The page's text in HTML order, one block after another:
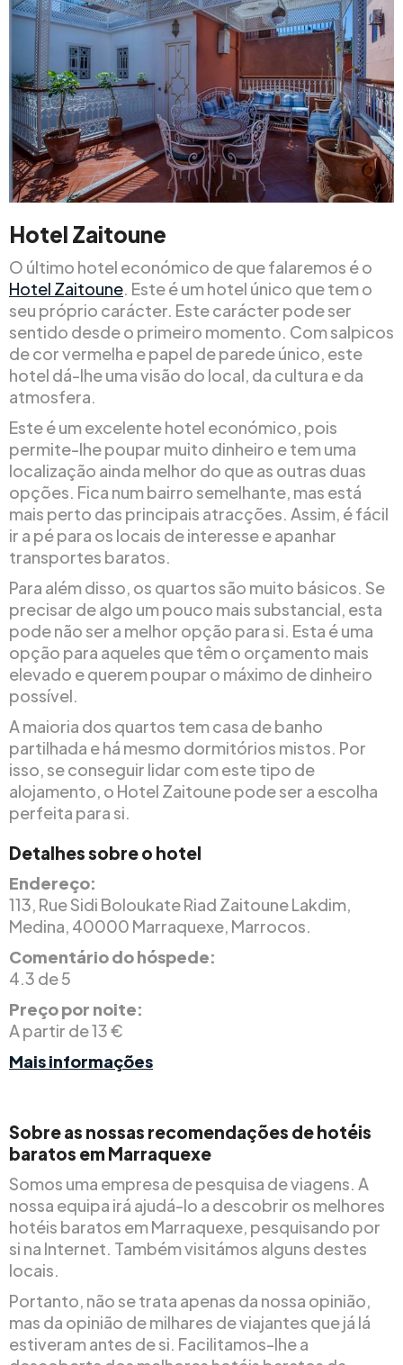
Hotel Zaitoune
O último hotel económico de que falaremos é o
Hotel Zaitoune . Este é um hotel único que tem o
seu próprio carácter. Este carácter pode ser
sentido desde o primeiro momento. Com salpicos
de cor vermelha e papel de parede único, este
hotel dá-lhe uma visão do local, da cultura e da
atmosfera.
Este é um excelente hotel económico, pois
permite-lhe poupar muito dinheiro e tem uma
localização ainda melhor do que as outras duas
opções. Fica num bairro semelhante, mas está
mais perto das principais atracções. Assim, é fácil
ir a pé para os locais de interesse e apanhar
transportes baratos.
Para além disso, os quartos são muito básicos. Se
precisar de algo um pouco mais substancial, esta
pode não ser a melhor opção para si. Esta é uma
opção para aqueles que têm o orçamento mais
elevado e querem poupar o máximo de dinheiro
possível.
A maioria dos quartos tem casa de banho
partilhada e há mesmo dormitórios mistos. Por
isso, se conseguir lidar com este tipo de
alojamento, o Hotel Zaitoune pode ser a escolha
perfeita para si.
Detalhes sobre o hotel
Endereço:
113, Rue Sidi Boloukate Riad Zaitoune Lakdim,
Medina, 40000 Marraquexe, Marrocos.
Comentário do hóspede:
4.3 de 5
Preço por noite:
A partir de 13 €
Mais informações
Sobre as nossas recomendações de hotéis
baratos em Marraquexe
Somos uma empresa de pesquisa de viagens. A
nossa equipa irá ajudá-lo a descobrir os melhores
hotéis baratos em Marraquexe, pesquisando por
si na Internet. Também visitámos alguns destes
locais.
Portanto, não se trata apenas da nossa opinião,
mas da opinião de milhares de viajantes que já lá
estiveram antes de si. Facilitamos-lhe a